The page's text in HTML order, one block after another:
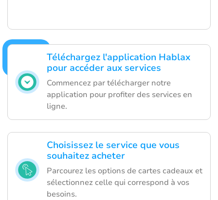
Téléchargez l'application Hablax
pour accéder aux services
Commencez par télécharger notre
application pour profiter des services en
ligne.
Choisissez le service que vous
souhaitez acheter
Parcourez les options de cartes cadeaux et
sélectionnez celle qui correspond à vos
besoins.